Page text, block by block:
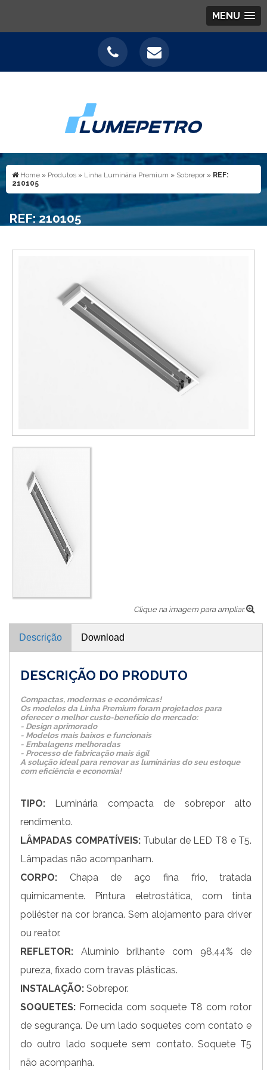
MENU
Home » Produtos » Linha Luminária Premium » Sobrepor » REF:
210105
REF: 210105
Clique na imagem para ampliar.
Descrição Download
DESCRIÇÃO DO PRODUTO
Compactas, modernas e econômicas!
Os modelos da Linha Premium foram projetados para
oferecer o melhor custo-benefício do mercado:
- Design aprimorado
- Modelos mais baixos e funcionais
- Embalagens melhoradas
- Processo de fabricação mais ágil
A solução ideal para renovar as luminárias do seu estoque
com eficiência e economia!
TIPO: Luminária compacta de sobrepor alto
rendimento.
LÂMPADAS COMPATÍVEIS:Tubular de LED T8 e T5.
Lâmpadas não acompanham.
CORPO: Chapa de aço fina frio, tratada
quimicamente. Pintura eletrostática, com tinta
poliéster na cor branca. Sem alojamento para driver
ou reator.
REFLETOR: Alumínio brilhante com 98,44% de
pureza, fixado com travas plásticas.
INSTALAÇÃO: Sobrepor.
SOQUETES: Fornecida com soquete T8 com rotor
de segurança. De um lado soquetes com contato e
do outro lado soquete sem contato. Soquete T5
não acompanha.